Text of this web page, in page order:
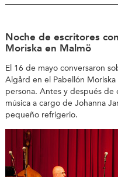
Noche de escritores
Moriska en Malmö
El 16 de mayo conversaron
Algård en el Pabellón
persona. Antes y después de
música a cargo de Johanna
pequeño refrigerio.